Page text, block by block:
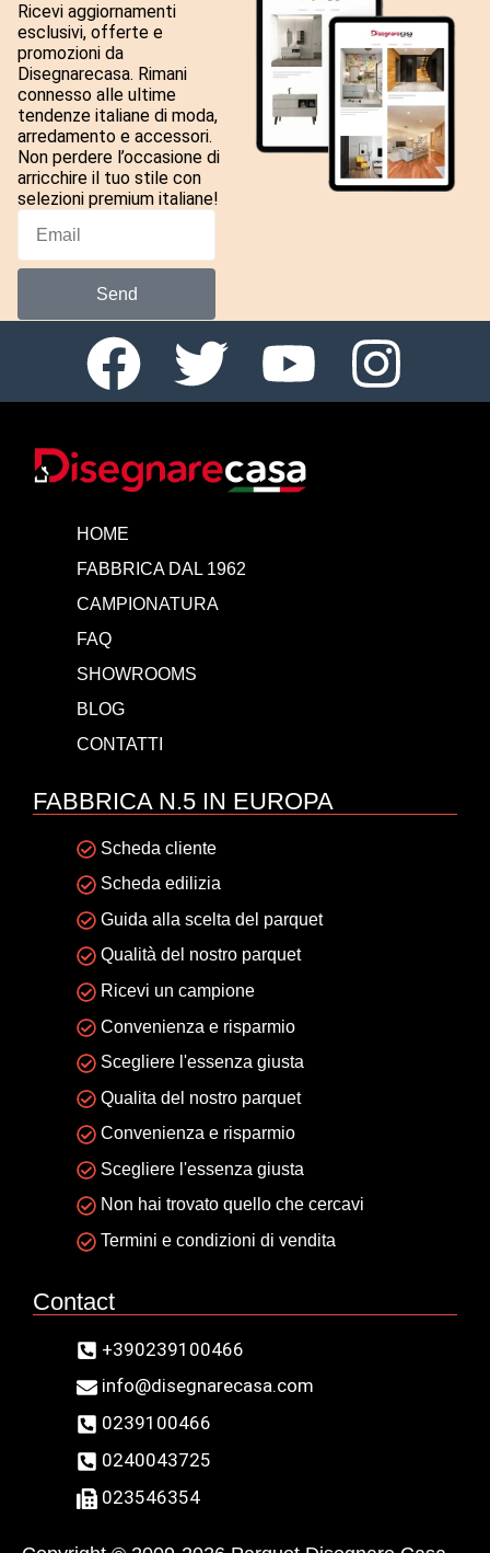
Ricevi aggiornamenti
esclusivi, offerte e
promozioni da
Disegnarecasa. Rimani
connesso alle ultime
tendenze italiane di moda,
arredamento e accessori.
Non perdere l’occasione di
arricchire il tuo stile con
selezioni premium italiane!
Send
HOME
FABBRICA DAL 1962
CAMPIONATURA
FAQ
SHOWROOMS
BLOG
CONTATTI
FABBRICA N.5 IN EUROPA
Scheda cliente
Scheda edilizia
Guida alla scelta del parquet
Qualità del nostro parquet
Ricevi un campione
Convenienza e risparmio
Scegliere l'essenza giusta
Qualita del nostro parquet
Convenienza e risparmio
Scegliere l'essenza giusta
Non hai trovato quello che cercavi
Termini e condizioni di vendita
Contact
+390239100466
info@disegnarecasa.com
0239100466
0240043725
023546354